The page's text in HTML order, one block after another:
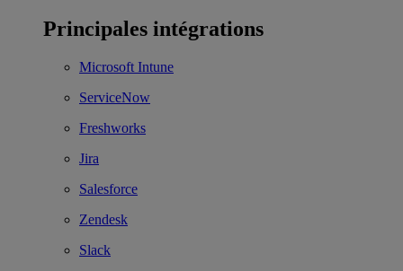
Principales intégrations
Microsoft Intune
ServiceNow
Freshworks
Jira
Salesforce
Zendesk
Slack